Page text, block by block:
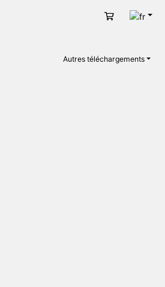
Panier
Autres téléchargements